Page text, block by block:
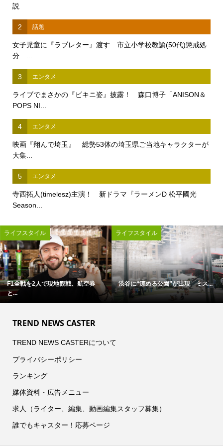
説
2 話題
女子児童に『ラブレター』渡す 市立小学校教諭(50代)懲戒処
分 ...
3 エンタメ
ライブでまさかの『ビキニ姿』披露！ 森口博子「ANISON＆
POPS NI...
4 エンタメ
映画『翔んで埼玉』 総勢53体の埼玉県ご当地キャラクターが
大集...
5 エンタメ
寺西拓人(timelesz)主演！ 新ドラマ『ラーメンD 松平國光
Season...
ライフスタイル
F1全戦を2人で現地観戦、航空券
と...
ライフスタイル
渋谷に“涼める公園”が出現 ミス...
TREND NEWS CASTER
TREND NEWS CASTERについて
プライバシーポリシー
ランキング
媒体資料・広告メニュー
求人（ライター、編集、動画編集スタッフ募集）
誰でもキャスター！応募ページ